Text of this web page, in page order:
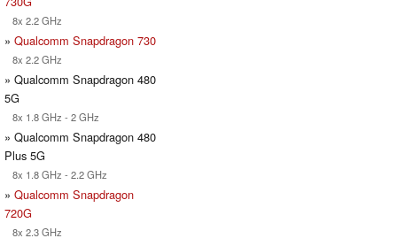
8x 2.2 GHz
» Qualcomm Snapdragon 730
8x 2.2 GHz
» Qualcomm Snapdragon 480
5G
8x 1.8 GHz - 2 GHz
» Qualcomm Snapdragon 480
Plus 5G
8x 1.8 GHz - 2.2 GHz
» Qualcomm Snapdragon
720G
8x 2.3 GHz